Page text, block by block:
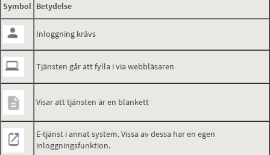
Symbol Betydelse
Inloggning krävs
Tjänsten går att fylla i via webbläsaren
Visar att tjänsten är en blankett
E-tjänst i annat system. Vissa av dessa har en egen
inloggningsfunktion.